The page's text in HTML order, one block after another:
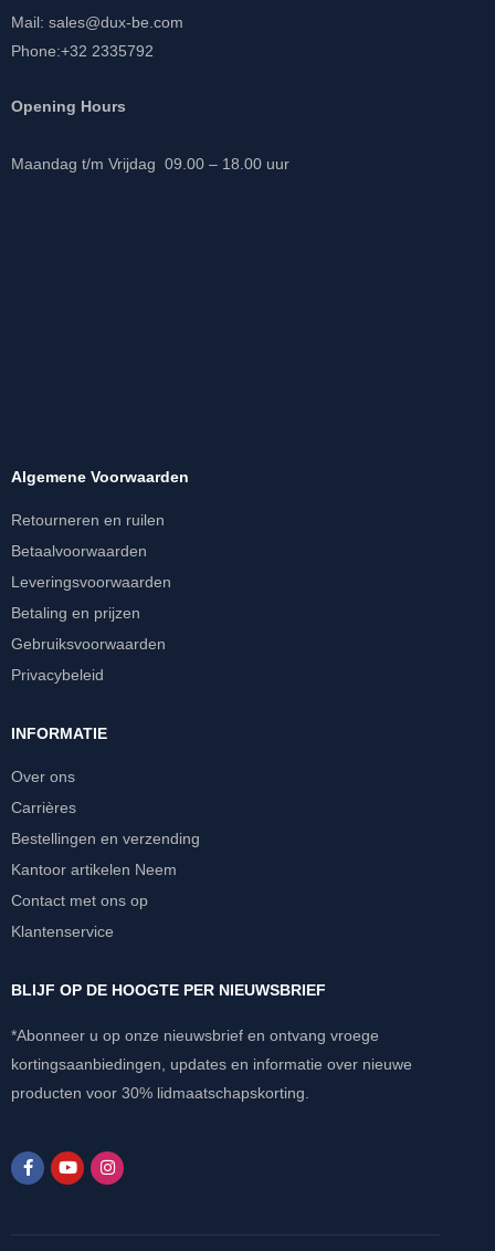
Mail: sales@dux-be.com
Phone:+32 2335792
Opening Hours
Maandag t/m Vrijdag 09.00 – 18.00 uur
Algemene Voorwaarden
Retourneren en ruilen
Betaalvoorwaarden
Leveringsvoorwaarden
Betaling en prijzen
Gebruiksvoorwaarden
Privacybeleid
INFORMATIE
Over ons
Carrières
Bestellingen en verzending
Kantoor artikelen Neem
Contact met ons op
Klantenservice
BLIJF OP DE HOOGTE PER NIEUWSBRIEF
*Abonneer u op onze nieuwsbrief en ontvang vroege
kortingsaanbiedingen, updates en informatie over nieuwe
producten voor 30% lidmaatschapskorting.